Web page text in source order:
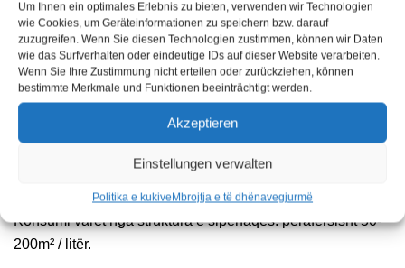
Um Ihnen ein optimales Erlebnis zu bieten, verwenden wir Technologien
wie Cookies, um Geräteinformationen zu speichern bzw. darauf
zuzugreifen. Wenn Sie diesen Technologien zustimmen, können wir Daten
wie das Surfverhalten oder eindeutige IDs auf dieser Website verarbeiten.
Wenn Sie Ihre Zustimmung nicht erteilen oder zurückziehen, können
bestimmte Merkmale und Funktionen beeinträchtigt werden.
Akzeptieren
Einstellungen verwalten
Politika e kukiveMbrojtja e të dhënavegjurmë
Xhami i dritares (brenda dhe jashtë)
Sipërfaqet e qelqit në zonën sanitare (pasqyra, kabina
dushi)
Xhami ndërtimi (kopshte dimërore, serra, tendë, lustrim
Xhami i makinës (xhamatanësore dhe të brendshme –
Konsumi varet nga struktura e sipërfaqes: përafërsisht 50-
200m² / litër.